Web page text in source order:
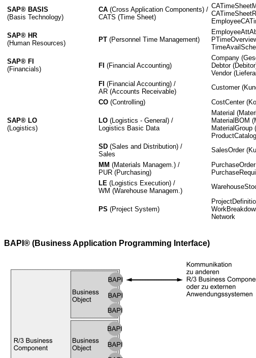
SAP® BASIS
(Basis Technology)
CA (Cross Application Components) /
CATS (Time Sheet)
SAP® HR
(Human Resources)
PT (Personnel Time Management)
SAP® FI
(Financials)
FI (Financial Accounting)
Company
Debtor
Vendor
FI (Financial Accounting) /
AR (Accounts Receivable)
Customer
CO (Controlling) CostCenter
SAP® LO
(Logistics)
LO (Logistics - General) /
Logistics Basic Data
Material
MaterialBOM
MaterialGroup
SD (Sales and Distribution) /
Sales
SalesOrder
MM (Materials Managem.) /
PUR (Purchasing)
LE (Logistics Execution) /
WM (Warehouse Managem.)
PS (Project System)
Network
BAPI® (Business Application Programming Interface)